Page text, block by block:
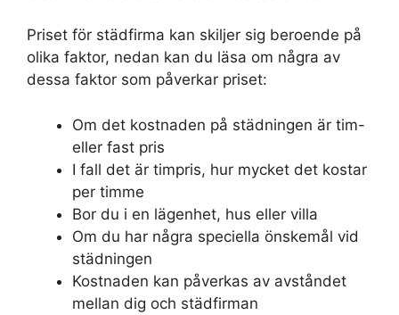
Priset för städfirma kan skiljer sig beroende på
olika faktor, nedan kan du läsa om några av
dessa faktor som påverkar priset:
Om det kostnaden på städningen är tim-
eller fast pris
I fall det är timpris, hur mycket det kostar
per timme
Bor du i en lägenhet, hus eller villa
Om du har några speciella önskemål vid
städningen
Kostnaden kan påverkas av avståndet
mellan dig och städfirman